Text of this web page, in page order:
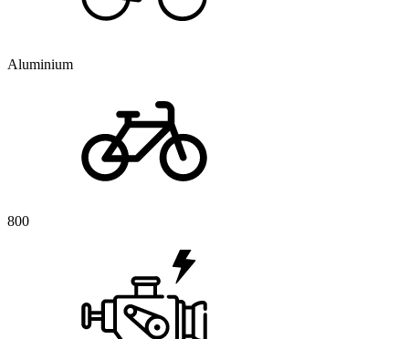
Aluminium
800